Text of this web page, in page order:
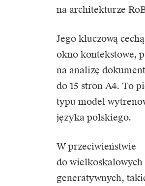
na architekturze
Jego kluczową
okno kontekstowe,
na analizę
do 15 stron A4. To
typu model
języka polskiego.
W przeciwieństwie
do
generatywnych,